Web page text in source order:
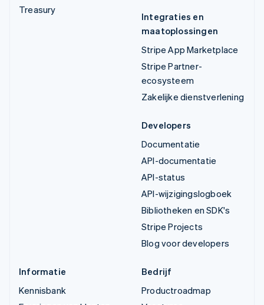
Treasury
Integraties en
maatoplossingen
Stripe App Marketplace
Stripe Partner-
ecosysteem
Zakelijke dienstverlening
Developers
Documentatie
API-documentatie
API-status
API-wijzigingslogboek
Bibliotheken en SDK's
Stripe Projects
Blog voor developers
Informatie
Kennisbank
Bedrijf
Productroadmap